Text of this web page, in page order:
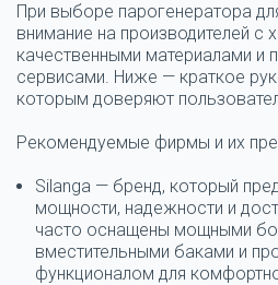
При выборе парогенератора
внимание на производителей с
качественными материалами и
сервисами. Ниже — краткое
которым доверяют
Рекомендуемые фирмы и их
Silanga — бренд, который
мощности, надежности и
часто оснащены мощными
вместительными баками и
функционалом для